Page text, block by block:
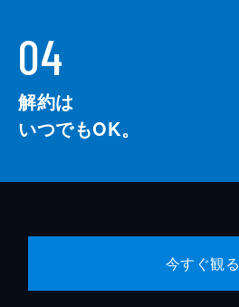
04
解約は
いつでもOK。
今すぐ観る